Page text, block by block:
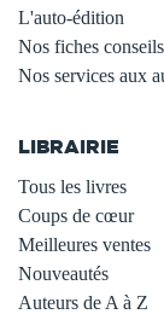
L'auto-édition
Nos fiches conseils
Nos services aux
LIBRAIRIE
Tous les livres
Coups de cœur
Meilleures ventes
Nouveautés
Auteurs de A à Z